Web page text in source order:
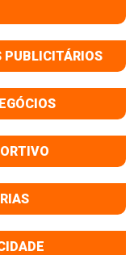
PUBLICITÁRIOS